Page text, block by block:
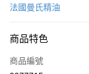
LINE Pay
Apple Pay
法國曼氏精油
商品特色
商品編號